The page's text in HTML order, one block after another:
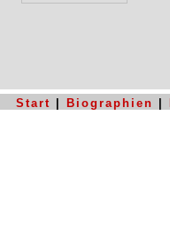
Start Biographien